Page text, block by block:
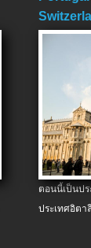
ตอนนี้เป็น
ประเทศอิตา